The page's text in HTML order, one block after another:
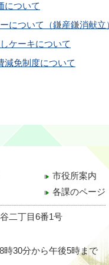
について
について（鎌産鎌消献立
ケーキについて
減免制度について
市役所案内
各課のページ
二丁目6番1号
時30分から午後5時まで